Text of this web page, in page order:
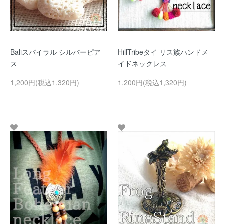
Baliスパイラル シルバーピア
ス
1,200円(税込1,320円)
HillTribeタイ リス族ハンドメ
イドネックレス
1,200円(税込1,320円)